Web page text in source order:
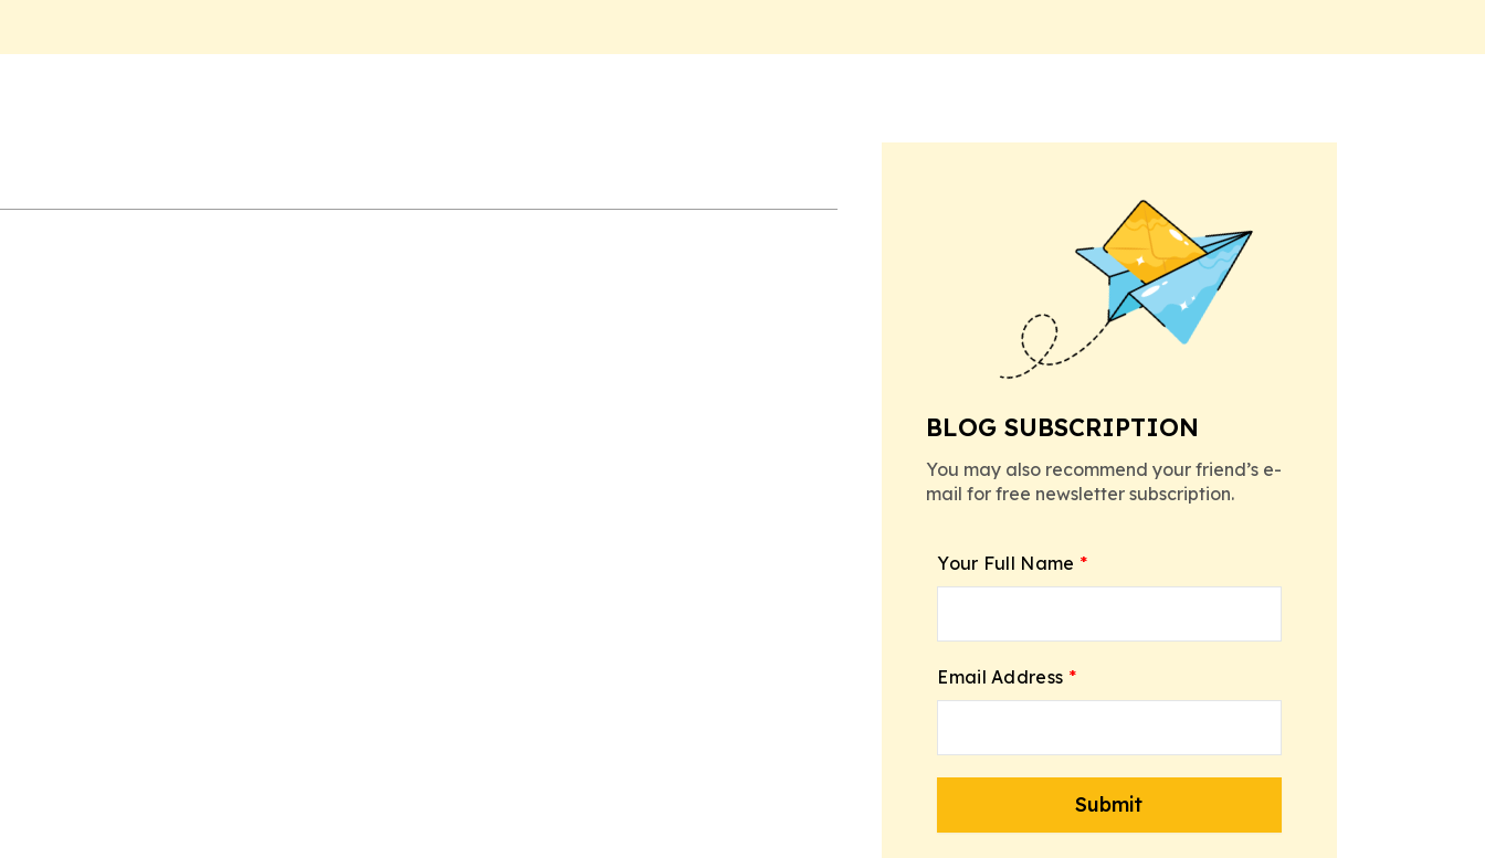
BLOG SUBSCRIPTION
You may also recommend your friend’s e-
mail for free newsletter subscription.
Your Full Name *
Email Address *